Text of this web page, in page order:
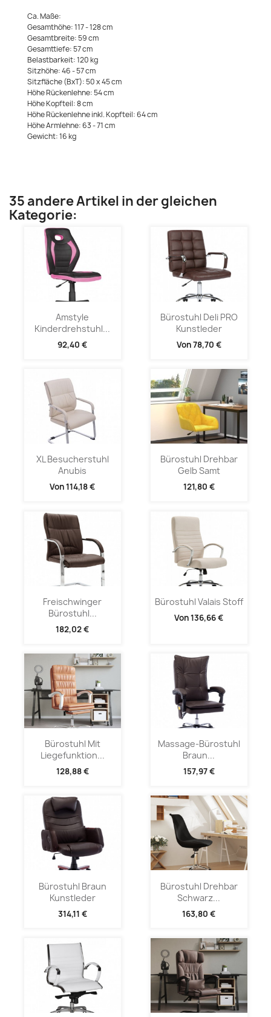
Ca. Maße:
Gesamthöhe: 117 - 128 cm
Gesamtbreite: 59 cm
Gesamttiefe: 57 cm
Belastbarkeit: 120 kg
Sitzhöhe: 46 - 57 cm
Sitzfläche (BxT): 50 x 45 cm
Höhe Rückenlehne: 54 cm
Höhe Kopfteil: 8 cm
Höhe Rückenlehne inkl. Kopfteil: 64 cm
Höhe Armlehne: 63 - 71 cm
Gewicht: 16 kg
35 andere Artikel in der gleichen
Kategorie:
Amstyle
Kinderdrehstuhl...
92,40 €
Bürostuhl Deli PRO
Kunstleder
Von78,70 €
XL Besucherstuhl
Anubis
Von114,18 €
Bürostuhl Drehbar
Gelb Samt
121,80 €
Freischwinger
Bürostuhl...
182,02 €
Bürostuhl Valais Stoff
Von136,66 €
Bürostuhl Mit
Liegefunktion...
128,88 €
Massage-Bürostuhl
Braun...
157,97 €
Bürostuhl Braun
Kunstleder
314,11 €
Bürostuhl Drehbar
Schwarz...
163,80 €